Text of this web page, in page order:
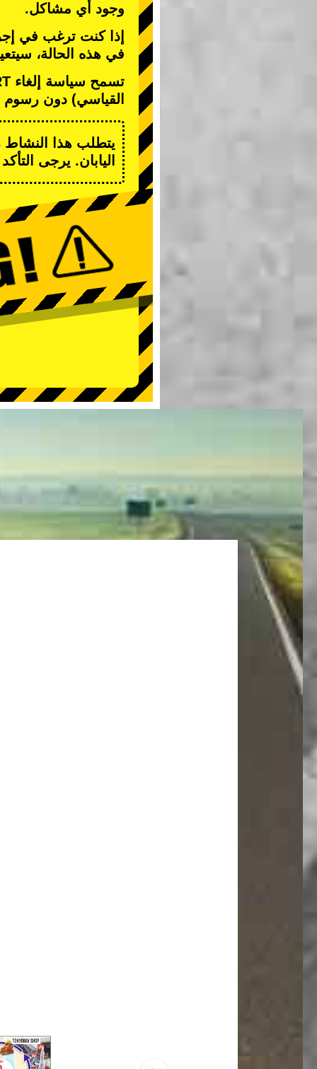
وجود أي مشاكل.
إذا كنت ترغب في
في هذه الحالة،
تسمح سياسة إلغاء TOKYO GO-KART فقط بإلغاء
القياسي) دون رسوم
يتطلب هذا النشاط
اليابان. يرجى